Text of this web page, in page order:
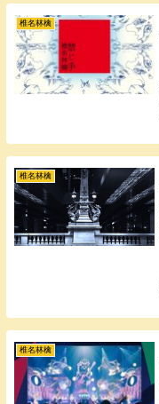
椎名林檎
椎名林檎
椎名林檎